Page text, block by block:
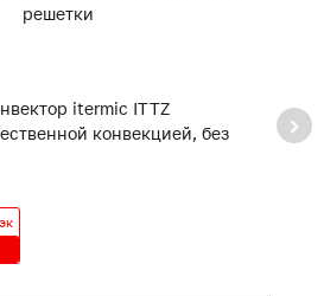
itermic ITTZ
конвекцией, без